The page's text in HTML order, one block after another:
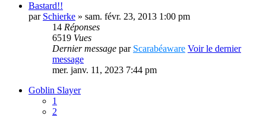
Bastard!!
par Schierke » sam. févr. 23, 2013 1:00 pm
14 Réponses
6519 Vues
Dernier message par Scarabéaware Voir le dernier
message
mer. janv. 11, 2023 7:44 pm
Goblin Slayer
1
2